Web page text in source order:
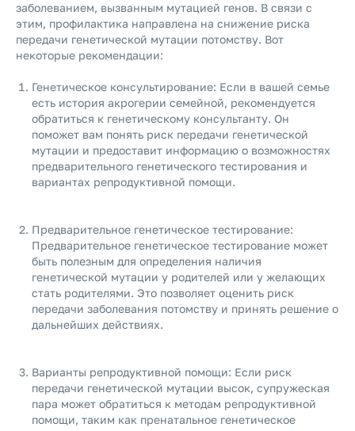
заболеванием, вызванным мутацией генов. В связи с
этим, профилактика направлена на снижение риска
передачи генетической мутации потомству. Вот
некоторые рекомендации:
Генетическое консультирование: Если в вашей семье
есть история акрогерии семейной, рекомендуется
обратиться к генетическому консультанту. Он
поможет вам понять риск передачи генетической
мутации и предоставит информацию о возможностях
предварительного генетического тестирования и
вариантах репродуктивной помощи.
Предварительное генетическое тестирование:
Предварительное генетическое тестирование может
быть полезным для определения наличия
генетической мутации у родителей или у желающих
стать родителями. Это позволяет оценить риск
передачи заболевания потомству и принять решение о
дальнейших действиях.
Варианты репродуктивной помощи: Если риск
передачи генетической мутации высок, супружеская
пара может обратиться к методам репродуктивной
помощи, таким как пренатальное генетическое